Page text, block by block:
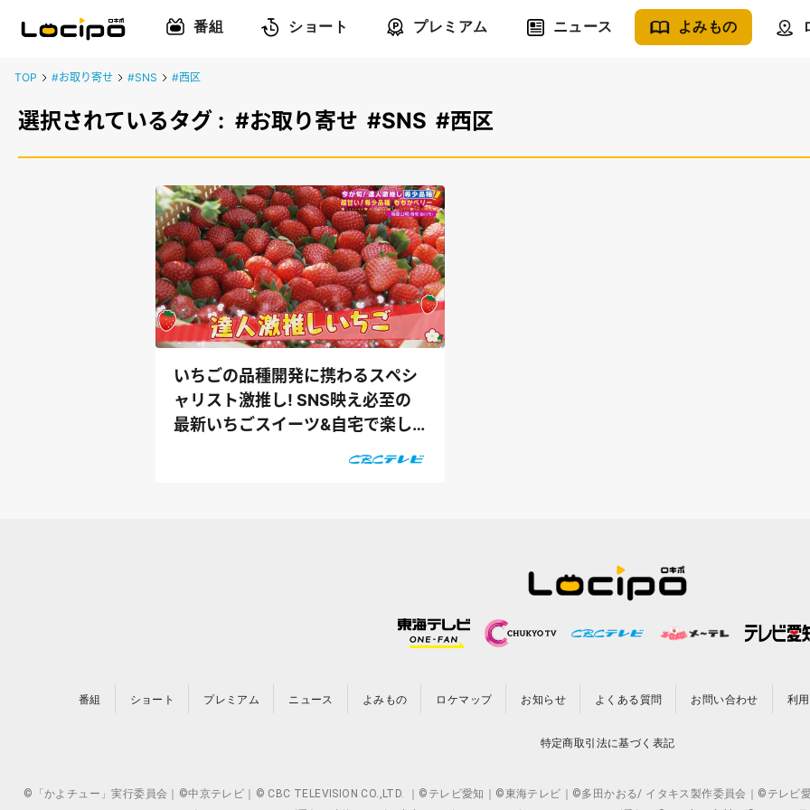
番組 ショート プレミアム ニュース よみもの
TOP #お取り寄せ #SNS #西区
選択されているタグ : #お取り寄せ #SNS #西区
いちごの品種開発に携わるスペシ
ャリスト激推し! SNS映え必至の
最新いちごスイーツ&自宅で楽し
番組 ショート プレミアム ニュース よみもの ロケマップ お知らせ よくある質問 お問い合わせ 利
特定商取引法に基づく表記
©「かよチュー」実行委員会｜©中京テレビ｜© CBC TELEVISION CO.,LTD. ｜©テレビ愛知｜©東海テレビ｜©多田かおる/ イタキス製作委員会｜©テレビ